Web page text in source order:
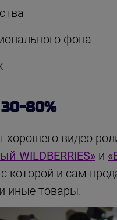
фона
80%
видео
WILDBERRIES» и
и сам
иные товары.